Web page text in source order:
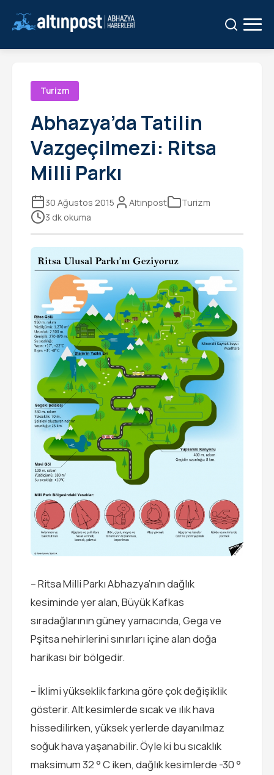
Turizm
Abhazya’da Tatilin
Vazgeçilmezi: Ritsa
Milli Parkı
30 Ağustos 2015 Altınpost
Turizm
3 dk okuma
– Ritsa Milli Parkı Abhazya’nın dağlık
kesiminde yer alan, Büyük Kafkas
sıradağlarının güney yamacında, Gega ve
Pşitsa nehirlerini sınırları içine alan doğa
harikası bir bölgedir.
– İklimi yükseklik farkına göre çok değişiklik
gösterir. Alt kesimlerde sıcak ve ılık hava
hissedilirken, yüksek yerlerde dayanılmaz
soğuk hava yaşanabilir. Öyle ki bu sıcaklık
maksimum 32 ° C iken, dağlık kesimlerde -30 °